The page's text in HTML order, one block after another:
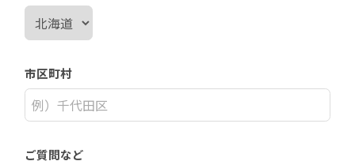
市区町村
ご質問など